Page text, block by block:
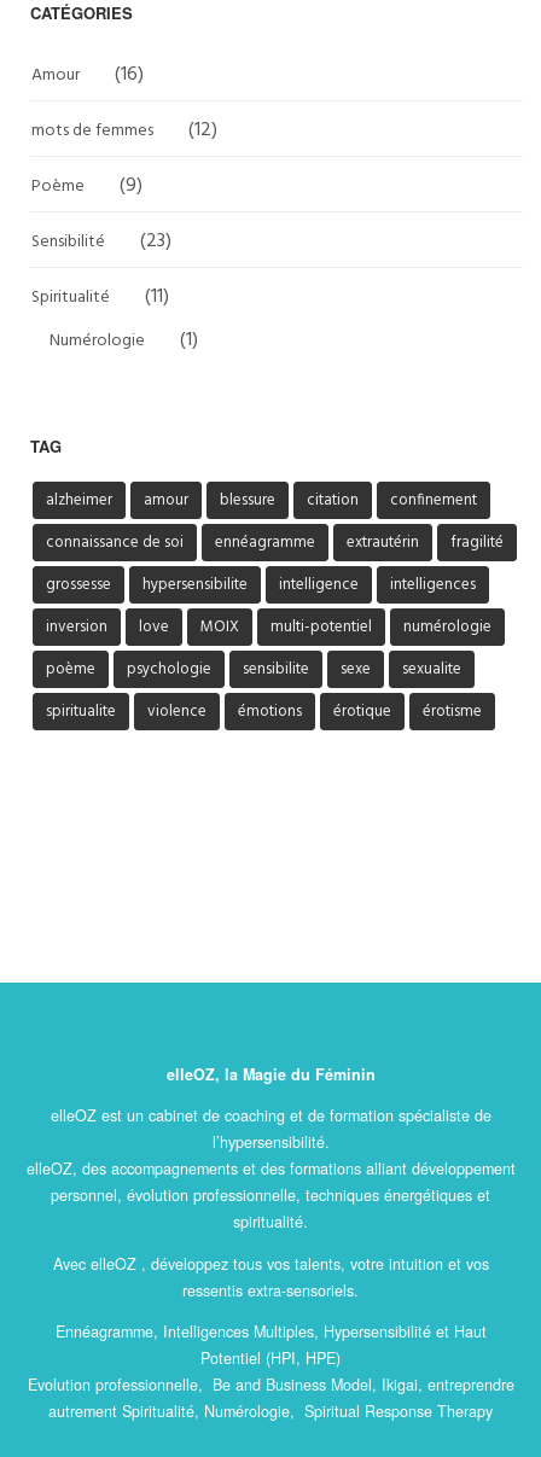
CATÉGORIES
Amour (16)
mots de femmes (12)
Poème (9)
Sensibilité (23)
Spiritualité (11)
Numérologie (1)
TAG
alzheimer amour blessure citation
confinement
connaissance de soi
ennéagramme extrautérin
fragilité
grossesse
hypersensibilite intelligence
intelligences
inversion
love MOIX multi-potentiel
numérologie
poème
psychologie sensibilite sexe
sexualite
spiritualite
violence émotions érotique érotisme
elleOZ, la Magie du Féminin
elleOZ est un cabinet de coaching et de formation spécialiste de
l’hypersensibilité.
elleOZ, des accompagnements et des formations alliant développement
personnel, évolution professionnelle, techniques énergétiques et
spiritualité.
Avec elleOZ , développez tous vos talents, votre intuition et vos
ressentis extra-sensoriels.
Ennéagramme, Intelligences Multiples, Hypersensibilité et Haut
Potentiel (HPI, HPE)
Evolution professionnelle, Be and Business Model, Ikigai, entreprendre
autrement Spiritualité, Numérologie, Spiritual Response Therapy